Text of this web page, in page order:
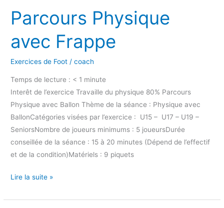
Parcours Physique
avec Frappe
Exercices de Foot /coach
Temps de lecture : < 1 minute
Interêt de l’exercice Travaille du physique 80% Parcours
Physique avec Ballon Thème de la séance : Physique avec
BallonCatégories visées par l’exercice : U15 – U17 – U19 –
SeniorsNombre de joueurs minimums : 5 joueursDurée
conseillée de la séance : 15 à 20 minutes (Dépend de l’effectif
et de la condition)Matériels : 9 piquets
Lire la suite »